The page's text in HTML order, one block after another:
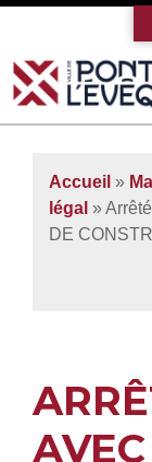
Accueil »
légal »
DE
AVEC